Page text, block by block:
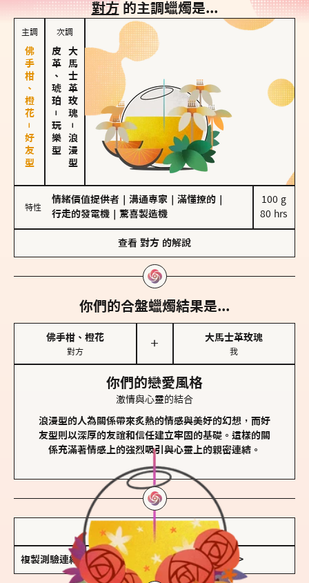
對方的主調蠟燭是...
主調
佛手柑、橙花－好友型
次調
皮革、琥珀
－
玩樂型
大馬士革玫瑰
－
浪漫型
特性
情緒價值提供者 溝通專家 滿懂撩的
行走的發電機
驚喜製造機
100 g
80 hrs
查看 對方 的解說
你們的合盤蠟燭結果是...
佛手柑、橙花
對方
＋
大馬士革玫瑰
我
你們的戀愛風格
激情與心靈的結合
浪漫型的人為關係帶來炙熱的情感與美好的幻想，而好
友型則以深厚的友誼和信任建立牢固的基礎。這樣的關
係充滿著情感上的強烈吸引與心靈上的親密連結。
儲存我的結果圖
複製測驗連結 查看香氛類型全解析 >>>